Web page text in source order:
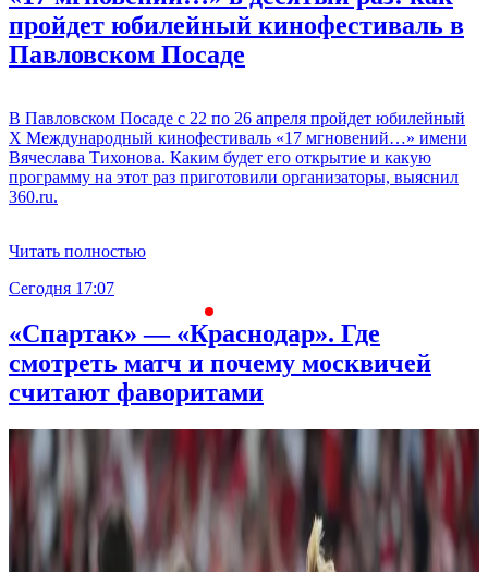
пройдет юбилейный кинофестиваль в
Павловском Посаде
В Павловском Посаде с 22 по 26 апреля пройдет юбилейный
X Международный кинофестиваль «17 мгновений…» имени
Вячеслава Тихонова. Каким будет его открытие и какую
программу на этот раз приготовили организаторы, выяснил
360.ru.
Читать полностью
Сегодня 17:07
«Спартак» — «Краснодар». Где
смотреть матч и почему москвичей
считают фаворитами